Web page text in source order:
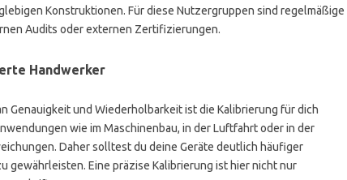
Konstruktionen. Für diese Nutzergruppen sind regelmäßige
Audits oder externen Zertifizierungen.
Handwerker
Genauigkeit und Wiederholbarkeit ist die Kalibrierung für dich
wie im Maschinenbau, in der Luftfahrt oder in der
Daher solltest du deine Geräte deutlich häufiger
gewährleisten. Eine präzise Kalibrierung ist hier nicht nur